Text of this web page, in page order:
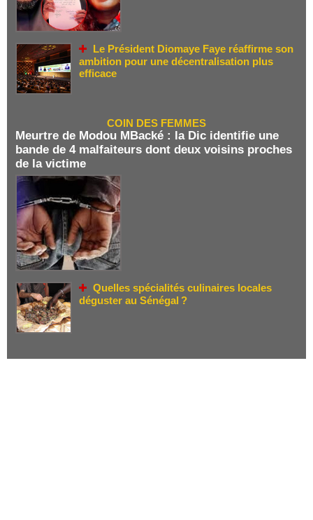
Le Président Diomaye Faye réaffirme son
ambition pour une décentralisation plus
efficace
COIN DES FEMMES
Meurtre de Modou MBacké : la Dic identifie une
bande de 4 malfaiteurs dont deux voisins proches
de la victime
Quelles spécialités culinaires locales
déguster au Sénégal ?